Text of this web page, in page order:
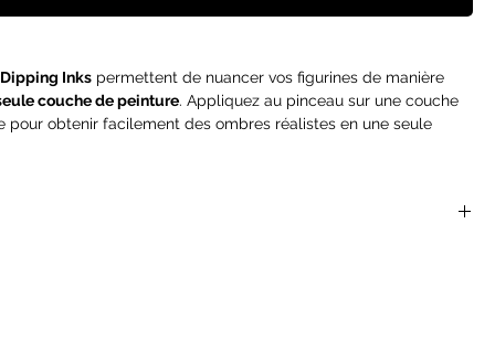
Dipping Inks permettent de nuancer vos figurines de manière
couche de peinture. Appliquez au pinceau sur une couche
pour obtenir facilement des ombres réalistes en une seule